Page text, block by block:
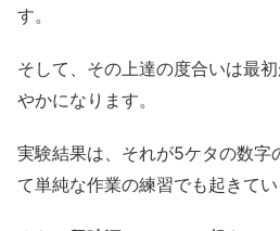
す。
そして、その上達の度合いは最
やかになります。
実験結果は、それが5ケタの数字
て単純な作業の練習でも起きてい